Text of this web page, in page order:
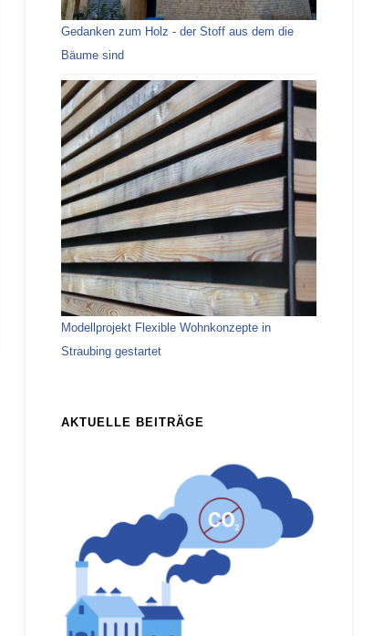
Gedanken zum Holz - der Stoff aus dem die
Bäume sind
Modellprojekt Flexible Wohnkonzepte in
Straubing gestartet
AKTUELLE BEITRÄGE